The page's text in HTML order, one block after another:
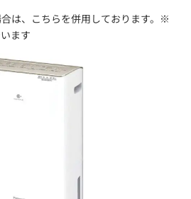
は、こちらを併用しております。※
ます